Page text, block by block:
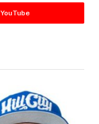
YouTube